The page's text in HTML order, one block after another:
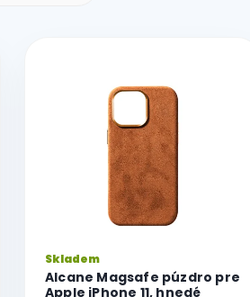
Alcane Magsafe púzdro pre
Apple iPhone 11, hnedé
Skladem